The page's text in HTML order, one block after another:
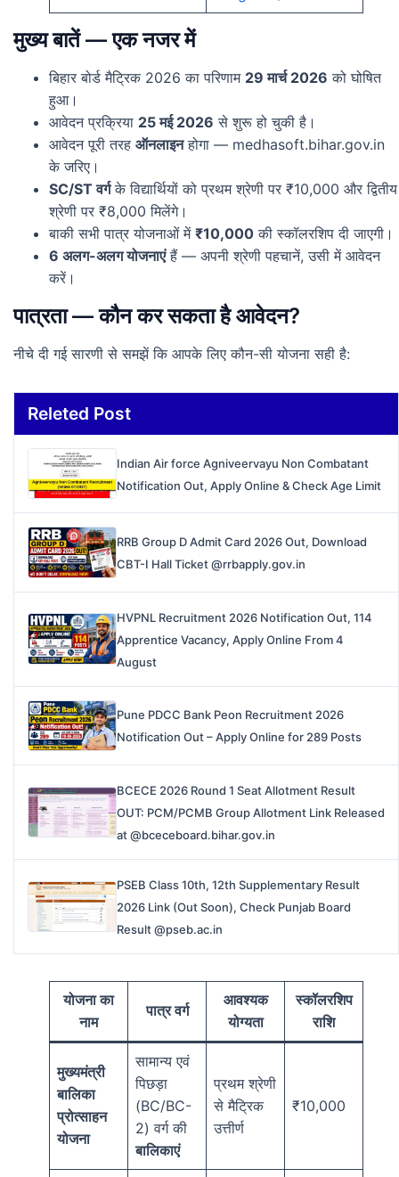
मुख्य बातें — एक नजर में
बिहार बोर्ड मैट्रिक 2026 का परिणाम 29 मार्च 2026 को घोषित
हुआ।
आवेदन प्रक्रिया 25 मई 2026 से शुरू हो चुकी है।
आवेदन पूरी तरह ऑनलाइनहोगा — medhasoft.bihar.gov.in
के जरिए।
SC/ST वर्गके विद्यार्थियों को प्रथम श्रेणी पर ₹10,000 और द्वितीय
श्रेणी पर ₹8,000 मिलेंगे।
बाकी सभी पात्र योजनाओं में ₹10,000 की स्कॉलरशिप दी जाएगी।
6 अलग-अलग योजनाएंहैं — अपनी श्रेणी पहचानें, उसी में आवेदन
करें।
पात्रता — कौन कर सकता है आवेदन?
नीचे दी गई सारणी से समझें कि आपके लिए कौन-सी योजना सही है:
Releted Post
Indian Air force Agniveervayu Non Combatant
Notification Out, Apply Online & Check Age Limit
RRB Group D Admit Card 2026 Out, Download
CBT-I Hall Ticket @rrbapply.gov.in
HVPNL Recruitment 2026 Notification Out, 114
Apprentice Vacancy, Apply Online From 4
August
Pune PDCC Bank Peon Recruitment 2026
Notification Out – Apply Online for 289 Posts
BCECE 2026 Round 1 Seat Allotment Result
OUT: PCM/PCMB Group Allotment Link Released
at @bceceboard.bihar.gov.in
PSEB Class 10th, 12th Supplementary Result
2026 Link (Out Soon), Check Punjab Board
Result @pseb.ac.in
योजना का
नाम
पात्र वर्ग
आवश्यक
योग्यता
स्कॉलरशिप
राशि
मुख्यमंत्री
बालिका
प्रोत्साहन
योजना
सामान्य एवं
पिछड़ा
(BC/BC-
2) वर्ग की
बालिकाएं
प्रथम श्रेणी
से मैट्रिक
उत्तीर्ण
₹10,000